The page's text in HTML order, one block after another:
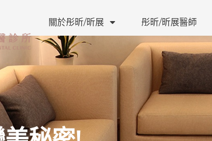
關於彤昕/昕展 彤昕/昕展醫師